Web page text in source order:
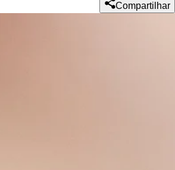
Compartilhar